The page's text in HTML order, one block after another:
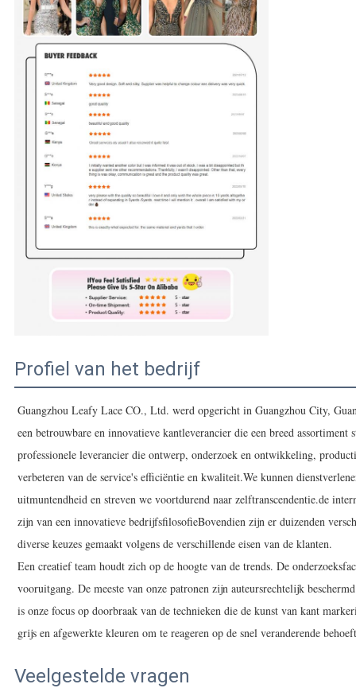
Profiel van het bedrijf
Guangzhou Leafy Lace CO., Ltd. werd opgericht in Guangzhou City,
een betrouwbare en innovatieve kantleverancier die een breed
professionele leverancier die ontwerp, onderzoek en ontwikkeling,
verbeteren van de service's efficiëntie en kwaliteit.We kunnen
uitmuntendheid en streven we voortdurend naar zelftranscendentie.de
zijn van een innovatieve bedrijfsfilosofieBovendien zijn er duizenden
diverse keuzes gemaakt volgens de verschillende eisen van de klanten.
Een creatief team houdt zich op de hoogte van de trends. De
vooruitgang. De meeste van onze patronen zijn auteursrechtelijk
is onze focus op doorbraak van de technieken die de kunst van kant
grijs en afgewerkte kleuren om te reageren op de snel veranderende
Veelgestelde vragen